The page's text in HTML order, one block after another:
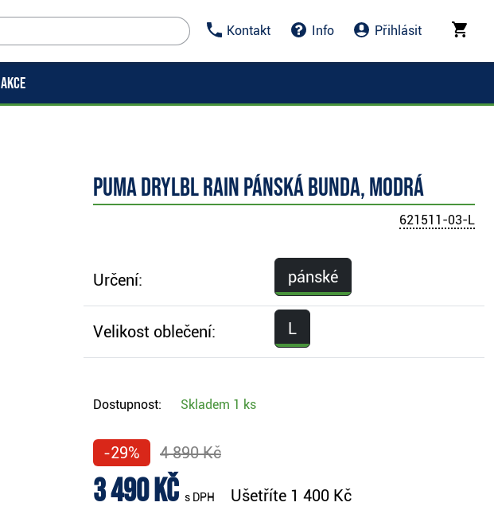
Kontakt Info Přihlásit
AKCE
Puma DryLbl Rain pánská bunda, modrá
621511-03-L
Určení: pánské
Velikost oblečení: L
Dostupnost: Skladem 1 ks
-29% 4 890 Kč
3 490 Kč s DPH Ušetříte 1 400 Kč